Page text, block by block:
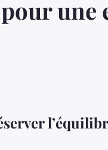
une